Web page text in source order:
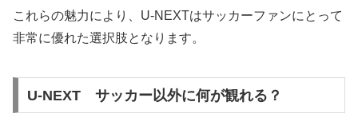
これらの魅力により、U-NEXTはサッカーファンにとって
非常に優れた選択肢となります。
U-NEXT サッカー以外に何が観れる？